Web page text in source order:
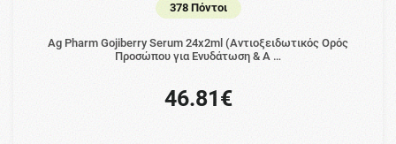
378 Πόντοι
Ag Pharm Gojiberry Serum 24x2ml (Αντιοξειδωτικός Ορός
Προσώπου για Ενυδάτωση & Α …
46.81€